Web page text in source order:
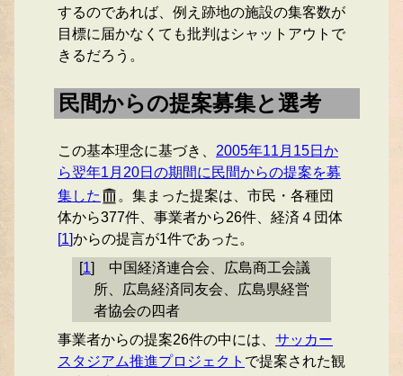
するのであれば、例え跡地の施設の集客数が
目標に届かなくても批判はシャットアウトで
きるだろう。
民間からの提案募集と選考
この基本理念に基づき、 2005年11月15日か
ら翌年1月20日の期間に民間からの提案を募
集した
。集まった提案は、市民・各種団
体から377件、事業者から26件、経済４団体
[1]からの提言が1件であった。
[1]
中国経済連合会、広島商工会議
所、広島経済同友会、広島県経営
者協会の四者
事業者からの提案26件の中には、 サッカー
スタジアム推進プロジェクト で提案された観